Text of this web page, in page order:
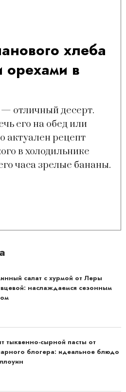
хлеба
орехами в
отличный десерт.
его на обед или
актуален рецепт
в холодильнике
часа зрелые бананы.
салат с хурмой от Леры
наслаждаемся сезонным
тыквенно-сырной пасты от
блогера: идеальное блюдо